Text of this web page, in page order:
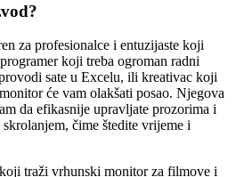
za profesionalce i entuzijaste koji
koji treba ogroman radni
sate u Excelu, ili kreativac koji
će vam olakšati posao. Njegova
da efikasnije upravljate prozorima i
čime štedite vrijeme i
traži vrhunski monitor za filmove i